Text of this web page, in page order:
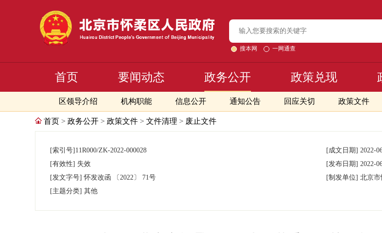
搜本网 一网通查
首页 要闻动态 政务公开
区领导介绍 机构职能 信息公开 通知公告 回应关切 政策文件
政策兑现
首页 > 政务公开 > 政策文件 > 文件清理 > 废止文件
[索引号] 11R000/ZK-2022-000028 [成文日期] 2022-
[有效性] 失效 [发布日期] 2022-
[发文字号]怀发改函 〔2022〕 71号 [制发单位] 北京市
[主题分类] 其他